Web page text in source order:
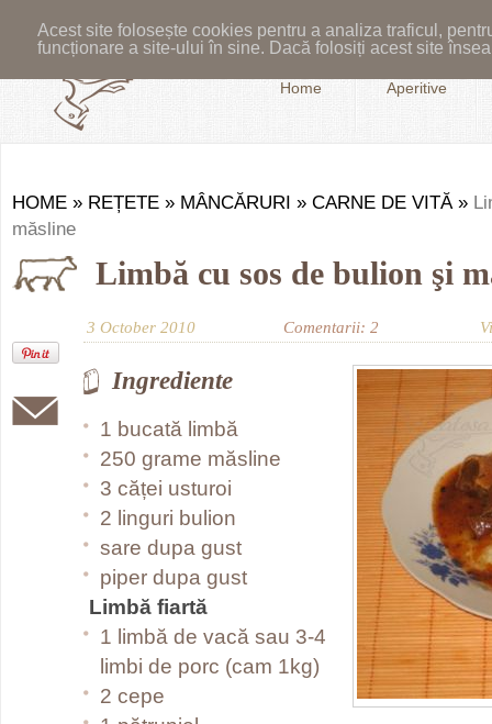
Acest site folosește cookies pentru a analiza traficul,
funcționare a site-ului în sine. Dacă folosiți acest site
Home Aperitive
HOME » REȚETE » MÂNCĂRURI » CARNE DE VITĂ »
măsline
Limbă cu sos de bulion şi
3 October 2010 Comentarii: 2
Ingrediente
1 bucată limbă
250 grame măsline
3 căței usturoi
2 linguri bulion
sare dupa gust
piper dupa gust
Limbă fiartă
1 limbă de vacă sau 3-4
limbi de porc (cam 1kg)
2 cepe